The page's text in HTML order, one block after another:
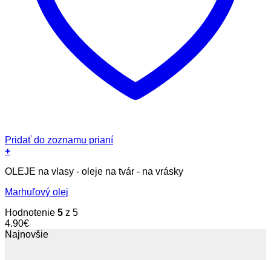
Pridať do zoznamu prianí
+
OLEJE na vlasy - oleje na tvár - na vrásky
Marhuľový olej
Hodnotenie 5 z 5
4.90€
Najnovšie